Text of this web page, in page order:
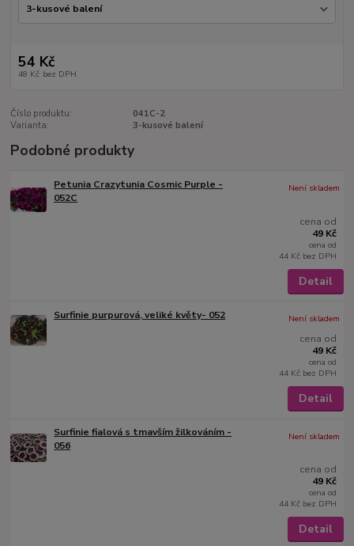
54 Kč
48 Kč bez DPH
Číslo produktu:
041C-2
Varianta:
3-kusové balení
Podobné produkty
Petunia Crazytunia Cosmic Purple -
052C
cena od
49 Kč
cena od
44 Kč bez DPH
Není skladem
Detail
Surfinie purpurová, veliké květy- 052
cena od
49 Kč
cena od
44 Kč bez DPH
Není skladem
Detail
Surfinie fialová s tmavším žilkováním -
056
cena od
49 Kč
cena od
44 Kč bez DPH
Není skladem
Detail